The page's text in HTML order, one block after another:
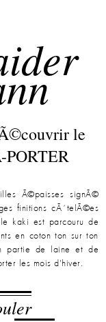
le
PORTER
Ã©paisses signÃ©
finitions cÃ´telÃ©es
kaki est parcouru de
en coton ton sur ton
partie de laine et de
les mois d'hiver.